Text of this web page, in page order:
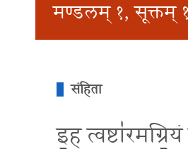
मण्डलम् १, सूक्तम्
संहिता
इ॒ह